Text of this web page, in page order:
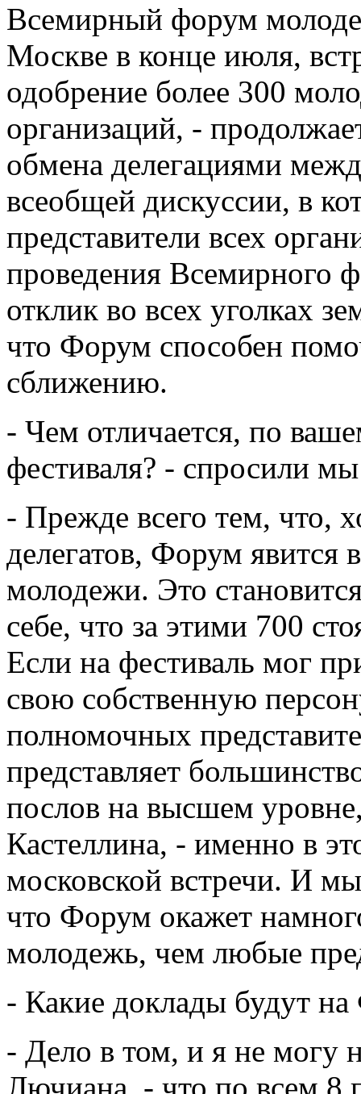
Всемирный форум
Москве в конце июля,
одобрение более 300
организаций, -
обмена делегациями
всеобщей дискуссии, в
представители всех
проведения Всемирного
отклик во всех уголках
что Форум способен
сближению.
- Чем отличается, по
фестиваля? - спросили
- Прежде всего тем, что,
делегатов, Форум
молодежи. Это
себе, что за этими 700
Если на фестиваль мог
свою собственную
полномочных
представляет
послов на высшем
Кастеллина, - именно в
московской встречи. И
что Форум окажет
молодежь, чем любые
- Какие доклады будут
- Дело в том, и я не могу
Лючиана, - что по всем 8